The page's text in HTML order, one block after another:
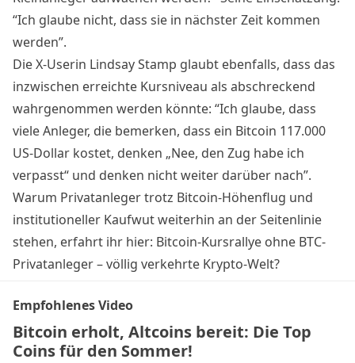
“Ich glaube nicht, dass sie in nächster Zeit kommen
werden”.
Die X-Userin Lindsay Stamp glaubt ebenfalls, dass das
inzwischen erreichte Kursniveau als abschreckend
wahrgenommen werden könnte: “Ich glaube, dass
viele Anleger, die bemerken, dass ein Bitcoin 117.000
US-Dollar kostet, denken „Nee, den Zug habe ich
verpasst“ und denken nicht weiter darüber nach”.
Warum Privatanleger trotz Bitcoin-Höhenflug und
institutioneller Kaufwut weiterhin an der Seitenlinie
stehen, erfahrt ihr hier: Bitcoin-Kursrallye ohne BTC-
Privatanleger – völlig verkehrte Krypto-Welt?
Empfohlenes Video
Bitcoin erholt, Altcoins bereit: Die Top
Coins für den Sommer!